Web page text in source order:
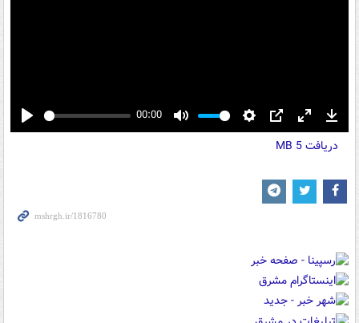
Play
00:00
Mute Settings
PIP Enter
fullscreen
دریافت5 MB